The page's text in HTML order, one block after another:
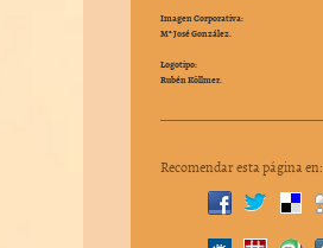
Imagen Corporativa:
Mª José González.
Logotipo:
Rubén Köllmer.
Recomendar esta página en: